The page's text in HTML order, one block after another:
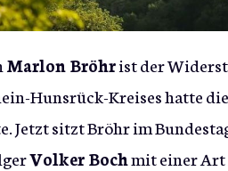
Marlon Bröhrist der
Hunsrück-Kreises hatte
Jetzt sitzt Bröhr im
Volker Bochmit einer Art